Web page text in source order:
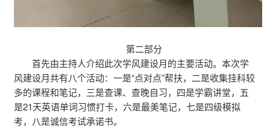
第二部分
首先由主持人介绍此次学风建设月的主要活动。本次学
风建设月共有八个活动：一是“点对点”帮扶，二是收集挂科较
多的课程和笔记，三是查课、查晚自习，四是学霸讲堂，五
是21天英语单词习惯打卡，六是最美笔记，七是四级模拟
考，八是诚信考试承诺书。